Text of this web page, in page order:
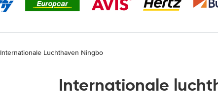
Internationale Luchthaven Ningbo
Internationale